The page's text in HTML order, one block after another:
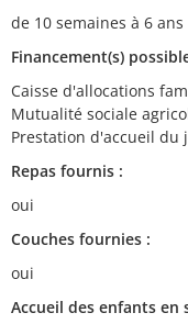
de 10 semaines à 6 ans
Financement(s)
Caisse d'allocations
Mutualité sociale
Prestation d'accueil du
Repas fournis :
oui
Couches fournies :
oui
Accueil des enfants